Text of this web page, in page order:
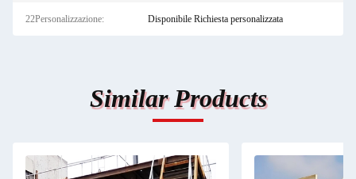
22Personalizzazione: Disponibile Richiesta personalizzata
Similar Products